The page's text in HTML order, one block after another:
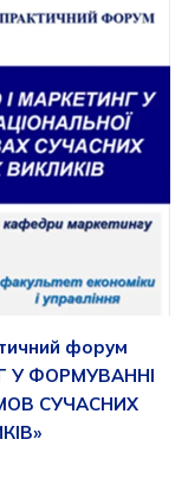
форум
У ФОРМУВАННІ
СУЧАСНИХ